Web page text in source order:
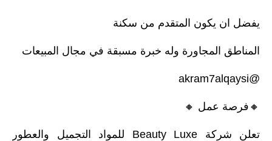
يفضل ان يكون المتقدم من سكنة
المناطق المجاورة وله خبرة مسبقة في مجال المبيعات
@akram7alqaysi
🔸️فرصة عمل 🔸️
تعلن شركة Beauty Luxe للمواد التجميل والعطور